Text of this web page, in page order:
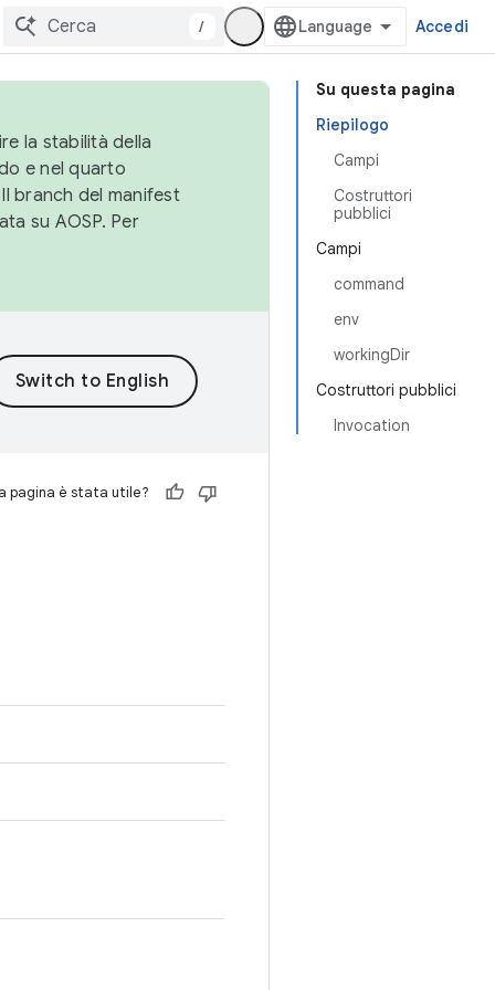
/ Accedi
Su questa pagina
Riepilogo
Campi
Costruttori
pubblici
Campi
command
env
workingDir
Costruttori pubblici
Invocation
la stabilità della
e nel quarto
Il branch del manifest
su AOSP. Per
pagina è stata utile?